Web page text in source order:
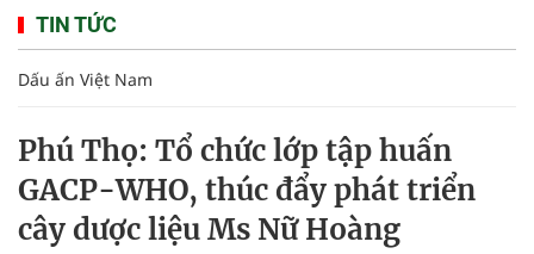
TIN TỨC
Dấu ấn Việt Nam
Phú Thọ: Tổ chức lớp tập huấn
GACP-WHO, thúc đẩy phát triển
cây dược liệu Ms Nữ Hoàng